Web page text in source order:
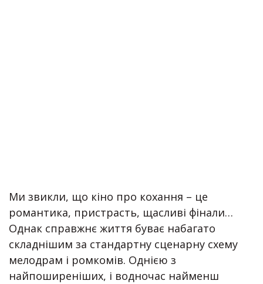
Ми звикли, що кіно про кохання – це
романтика, пристрасть, щасливі фінали…
Однак справжнє життя буває набагато
складнішим за стандартну сценарну схему
мелодрам і ромкомів. Однією з
найпоширеніших, і водночас найменш